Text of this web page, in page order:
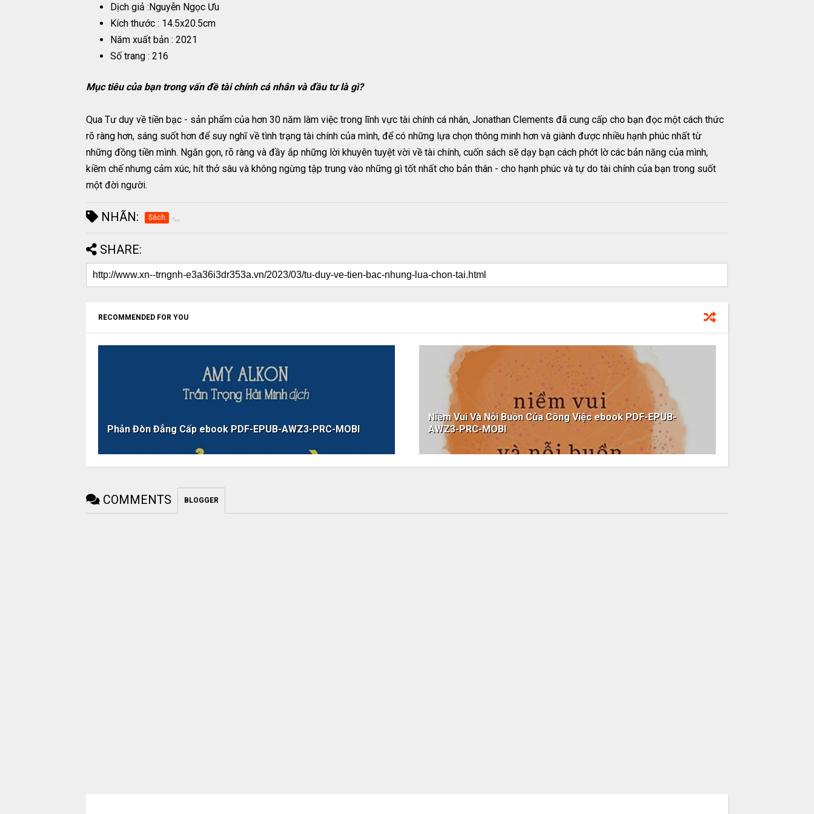
Dịch giả :Nguyễn Ngọc Ưu
Kích thước : 14.5x20.5cm
Năm xuất bản : 2021
Số trang : 216
Mục tiêu của bạn trong vấn đề tài chính cá nhân và đầu tư là gì?
Qua Tư duy về tiền bạc - sản phẩm của hơn 30 năm làm việc trong lĩnh vực tài chính cá nhân, Jonathan Clements đã cung cấp cho bạn đọc một cách thức
rõ ràng hơn, sáng suốt hơn để suy nghĩ về tình trạng tài chính của mình, để có những lựa chọn thông minh hơn và giành được nhiều hạnh phúc nhất từ
những đồng tiền mình. Ngắn gọn, rõ ràng và đầy ắp những lời khuyên tuyệt vời về tài chính, cuốn sách sẽ dạy bạn cách phớt lờ các bản năng của mình,
kiềm chế nhưng cảm xúc, hít thở sâu và không ngừng tập trung vào những gì tốt nhất cho bản thân - cho hạnh phúc và tự do tài chính của bạn trong suốt
một đời người.
NHÃN: Sách
SHARE:
RECOMMENDED FOR YOU
Phản Đòn Đẳng Cấp ebook PDF-EPUB-AWZ3-PRC-MOBI
Niềm Vui Và Nỗi Buồn Của Công Việc ebook PDF-EPUB-
AWZ3-PRC-MOBI
COMMENTS BLOGGER